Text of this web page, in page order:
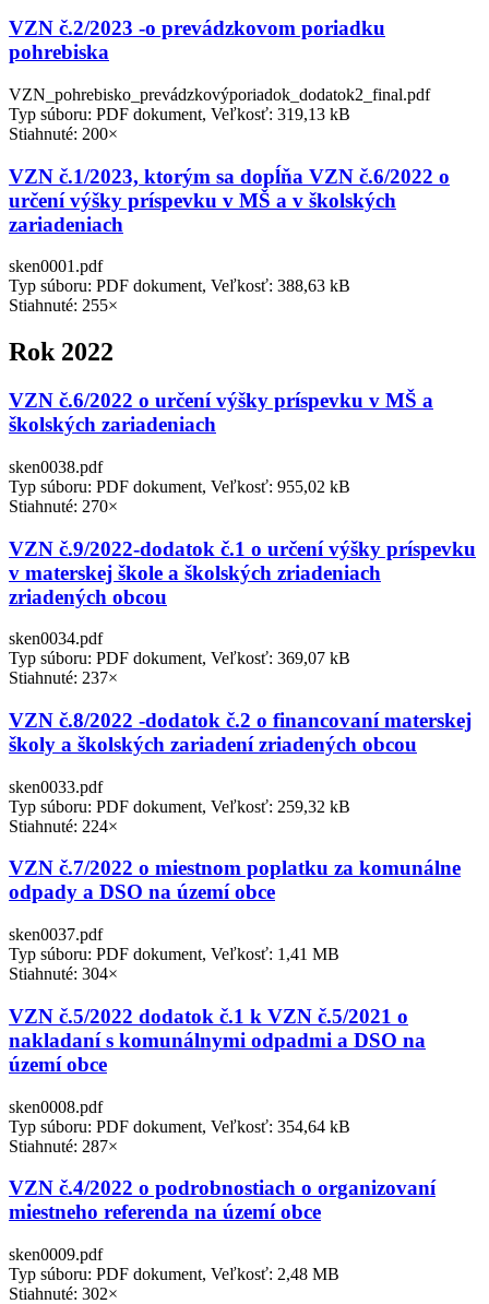
VZN č.2/2023 -o prevádzkovom poriadku
pohrebiska
VZN_pohrebisko_prevádzkovýporiadok_dodatok2_final.pdf
Typ súboru: PDF dokument, Veľkosť: 319,13 kB
Stiahnuté: 200×
VZN č.1/2023, ktorým sa dopĺňa VZN č.6/2022 o
určení výšky príspevku v MŠ a v školských
zariadeniach
sken0001.pdf
Typ súboru: PDF dokument, Veľkosť: 388,63 kB
Stiahnuté: 255×
Rok 2022
VZN č.6/2022 o určení výšky príspevku v MŠ a
školských zariadeniach
sken0038.pdf
Typ súboru: PDF dokument, Veľkosť: 955,02 kB
Stiahnuté: 270×
VZN č.9/2022-dodatok č.1 o určení výšky príspevku
v materskej škole a školských zriadeniach
zriadených obcou
sken0034.pdf
Typ súboru: PDF dokument, Veľkosť: 369,07 kB
Stiahnuté: 237×
VZN č.8/2022 -dodatok č.2 o financovaní materskej
školy a školských zariadení zriadených obcou
sken0033.pdf
Typ súboru: PDF dokument, Veľkosť: 259,32 kB
Stiahnuté: 224×
VZN č.7/2022 o miestnom poplatku za komunálne
odpady a DSO na území obce
sken0037.pdf
Typ súboru: PDF dokument, Veľkosť: 1,41 MB
Stiahnuté: 304×
VZN č.5/2022 dodatok č.1 k VZN č.5/2021 o
nakladaní s komunálnymi odpadmi a DSO na
území obce
sken0008.pdf
Typ súboru: PDF dokument, Veľkosť: 354,64 kB
Stiahnuté: 287×
VZN č.4/2022 o podrobnostiach o organizovaní
miestneho referenda na území obce
sken0009.pdf
Typ súboru: PDF dokument, Veľkosť: 2,48 MB
Stiahnuté: 302×